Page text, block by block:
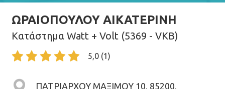
ΩΡΑΙΟΠΟΥΛΟΥ ΑΙΚΑΤΕΡΙΝΗ
Κατάστημα Watt + Volt (5369 - VKB)
5,0 (1)
ΠΑΤΡΙΑΡΧΟΥ ΜΑΞΙΜΟΥ 10, 85200,